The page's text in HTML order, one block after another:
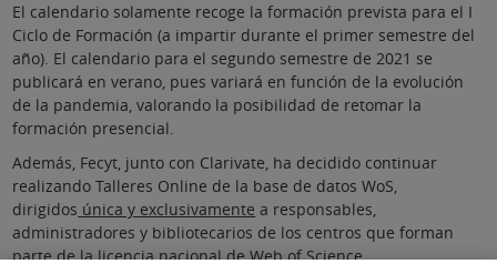
El calendario solamente recoge la formación prevista para el I
Ciclo de Formación (a impartir durante el primer semestre del
año). El calendario para el segundo semestre de 2021 se
publicará en verano, pues variará en función de la evolución
de la pandemia, valorando la posibilidad de retomar la
formación presencial.
Además, Fecyt, junto con Clarivate, ha decidido continuar
realizando Talleres Online de la base de datos WoS,
dirigidos única y exclusivamente a responsables,
administradores y bibliotecarios de los centros que forman
parte de la licencia nacional de Web of Science.